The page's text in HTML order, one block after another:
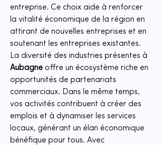
entreprise. Ce choix aide à renforcer
la vitalité économique de la région en
attirant de nouvelles entreprises et en
soutenant les entreprises existantes.
La diversité des industries présentes à
Aubagne offre un écosystème riche en
opportunités de partenariats
commerciaux. Dans le même temps,
vos activités contribuent à créer des
emplois et à dynamiser les services
locaux, générant un élan économique
bénéfique pour tous. Avec